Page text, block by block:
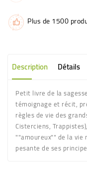
Plus de 1500
Description Détails
Petit livre de la
témoignage et récit,
règles de vie des
Cisterciens,
""amoureux"" de la
pesante de ses